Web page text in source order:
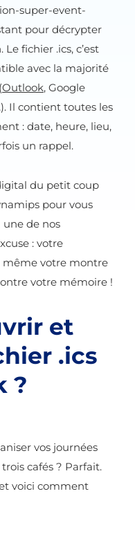
super-event-
pour décrypter
fichier .ics, c’est
avec la majorité
Outlook, Google
Il contient toutes les
: date, heure, lieu,
un rappel.
du petit coup
pour vous
une de nos
: votre
même votre montre
votre mémoire !
et
.ics
?
vos journées
cafés ? Parfait.
voici comment